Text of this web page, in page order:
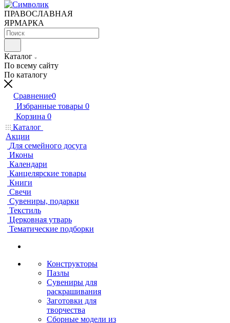
ПРАВОСЛАВНАЯ
ЯРМАРКА
Каталог
По всему сайту
По каталогу
Сравнение0
Избранные товары 0
Корзина 0
Каталог
Акции
Для семейного досуга
Иконы
Календари
Канцелярские товары
Книги
Свечи
Сувениры, подарки
Текстиль
Церковная утварь
Тематические подборки
Конструкторы
Пазлы
Сувениры для
раскрашивания
Заготовки для
творчества
Сборные модели из